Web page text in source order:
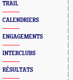
TRAIL
CALENDRIERS
ENGAGEMENTS
INTERCLUBS
RÉSULTATS